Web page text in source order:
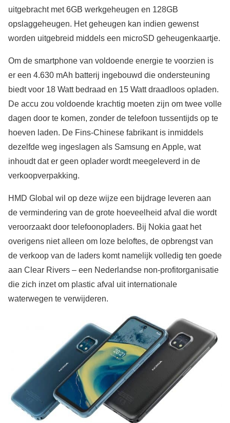
uitgebracht met 6GB werkgeheugen en 128GB
opslaggeheugen. Het geheugen kan indien gewenst
worden uitgebreid middels een microSD geheugenkaartje.
Om de smartphone van voldoende energie te voorzien is
er een 4.630 mAh batterij ingebouwd die ondersteuning
biedt voor 18 Watt bedraad en 15 Watt draadloos opladen.
De accu zou voldoende krachtig moeten zijn om twee volle
dagen door te komen, zonder de telefoon tussentijds op te
hoeven laden. De Fins-Chinese fabrikant is inmiddels
dezelfde weg ingeslagen als Samsung en Apple, wat
inhoudt dat er geen oplader wordt meegeleverd in de
verkoopverpakking.
HMD Global wil op deze wijze een bijdrage leveren aan
de vermindering van de grote hoeveelheid afval die wordt
veroorzaakt door telefoonopladers. Bij Nokia gaat het
overigens niet alleen om loze beloftes, de opbrengst van
de verkoop van de laders komt namelijk volledig ten goede
aan Clear Rivers – een Nederlandse non-profitorganisatie
die zich inzet om plastic afval uit internationale
waterwegen te verwijderen.